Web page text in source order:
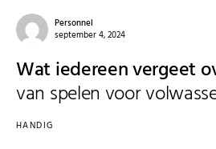
Personnel
september 4, 2024
Wat iedereen vergeet
van spelen voor
HANDIG